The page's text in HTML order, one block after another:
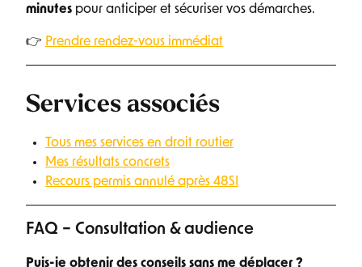
minutes pour anticiper et sécuriser vos démarches.
👉 Prendre rendez-vous immédiat
Services associés
Tous mes services en droit routier
Mes résultats concrets
Recours permis annulé après 48SI
FAQ – Consultation & audience
Puis-je obtenir des conseils sans me déplacer ?